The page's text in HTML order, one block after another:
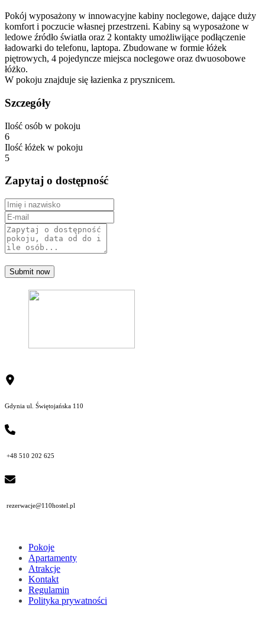
Pokój wyposażony w innowacyjne kabiny noclegowe, dające duży
komfort i poczucie własnej przestrzeni. Kabiny są wyposażone w
ledowe źródło światła oraz 2 kontakty umożliwijące podłączenie
ładowarki do telefonu, laptopa. Zbudowane w formie łóżek
piętrowych, 4 pojedyncze miejsca noclegowe oraz dwuosobowe
łóżko.
W pokoju znajduje się łazienka z prysznicem.
Szczegóły
Ilość osób w pokoju
6
Ilość łóżek w pokoju
5
Zapytaj o dostępność
Submit now
Gdynia ul. Świętojańska 110
+48 510 202 625
rezerwacje@110hostel.pl
Pokoje
Apartamenty
Atrakcje
Kontakt
Regulamin
Polityka prywatności